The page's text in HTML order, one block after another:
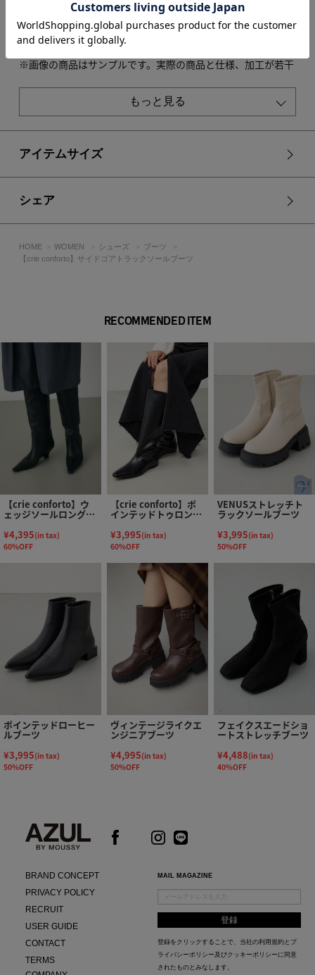
※画像の商品はサンプルです。実際の商品と仕様、加工が若干
※画像の商品は光の照射や角度、お使いのモニター環境によ
り、実物と色味が異なる場合がございます。
もっと見る
アイテムサイズ
シェア
HOME WOMEN シューズ
ブーツ
【crie conforto】サイドゴアトラックソールブーツ
RECOMMENDED ITEM
【crie conforto】ウ
ェッジソールロングブ
ーツ
¥4,395(in tax)
60%OFF
【crie conforto】ポ
インテッドトゥロング
ブーツ
¥3,995(in tax)
60%OFF
VENUSストレッチト
ラックソールブーツ
¥3,995(in tax)
50%OFF
ポインテッドローヒー
ルブーツ
¥3,995(in tax)
50%OFF
ヴィンテージライクエ
ンジニアブーツ
¥4,995(in tax)
50%OFF
フェイクスエードショ
ートストレッチブーツ
¥4,488(in tax)
40%OFF
BRAND CONCEPT
PRIVACY POLICY
RECRUIT
USER GUIDE
CONTACT
TERMS
MAIL MAGAZINE
登録をクリックすることで、当社の利用規約と プ
ライバシーポリシー及びクッキーポリシー に同意
されたものとみなします。